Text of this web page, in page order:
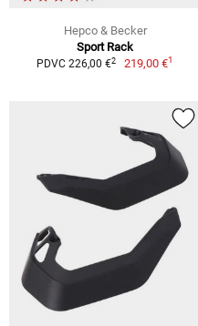
Hepco & Becker
Sport Rack
PDVC 226,00 €2 219,00 €1